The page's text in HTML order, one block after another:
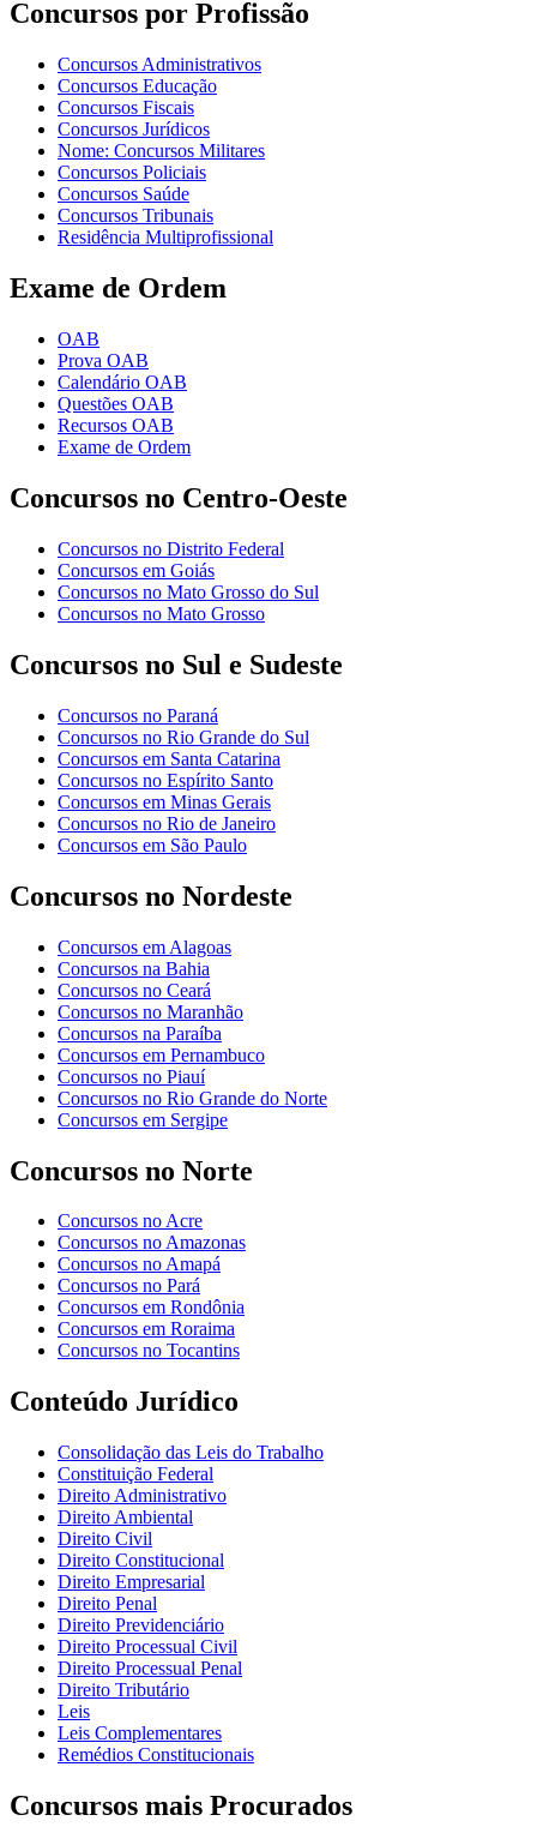
Concursos por Profissão
Concursos Administrativos
Concursos Educação
Concursos Fiscais
Concursos Jurídicos
Nome: Concursos Militares
Concursos Policiais
Concursos Saúde
Concursos Tribunais
Residência Multiprofissional
Exame de Ordem
OAB
Prova OAB
Calendário OAB
Questões OAB
Recursos OAB
Exame de Ordem
Concursos no Centro-Oeste
Concursos no Distrito Federal
Concursos em Goiás
Concursos no Mato Grosso do Sul
Concursos no Mato Grosso
Concursos no Sul e Sudeste
Concursos no Paraná
Concursos no Rio Grande do Sul
Concursos em Santa Catarina
Concursos no Espírito Santo
Concursos em Minas Gerais
Concursos no Rio de Janeiro
Concursos em São Paulo
Concursos no Nordeste
Concursos em Alagoas
Concursos na Bahia
Concursos no Ceará
Concursos no Maranhão
Concursos na Paraíba
Concursos em Pernambuco
Concursos no Piauí
Concursos no Rio Grande do Norte
Concursos em Sergipe
Concursos no Norte
Concursos no Acre
Concursos no Amazonas
Concursos no Amapá
Concursos no Pará
Concursos em Rondônia
Concursos em Roraima
Concursos no Tocantins
Conteúdo Jurídico
Consolidação das Leis do Trabalho
Constituição Federal
Direito Administrativo
Direito Ambiental
Direito Civil
Direito Constitucional
Direito Empresarial
Direito Penal
Direito Previdenciário
Direito Processual Civil
Direito Processual Penal
Direito Tributário
Leis
Leis Complementares
Remédios Constitucionais
Concursos mais Procurados